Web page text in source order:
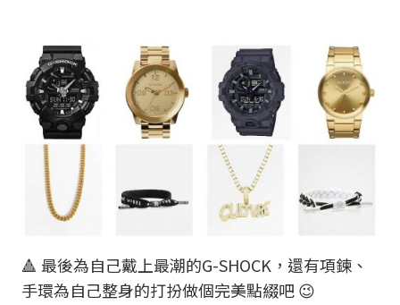
🔺 最後為自己戴上最潮的G-SHOCK，還有項鍊、
手環為自己整身的打扮做個完美點綴吧 😉